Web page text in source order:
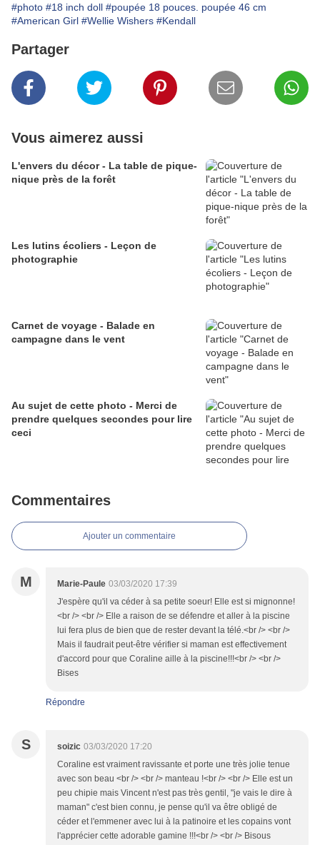
#photo #18 inch doll #poupée 18 pouces. poupée 46 cm
#American Girl #Wellie Wishers #Kendall
Partager
Vous aimerez aussi
L'envers du décor - La table de pique-
nique près de la forêt
Les lutins écoliers - Leçon de
photographie
Carnet de voyage - Balade en
campagne dans le vent
Au sujet de cette photo - Merci de
prendre quelques secondes pour lire
ceci
Commentaires
Ajouter un commentaire
M Marie-Paule 03/03/2020 17:39
J'espère qu'il va céder à sa petite soeur! Elle est si mignonne!
<br /> <br /> Elle a raison de se défendre et aller à la piscine
lui fera plus de bien que de rester devant la télé.<br /> <br />
Mais il faudrait peut-être vérifier si maman est effectivement
d'accord pour que Coraline aille à la piscine!!!<br /> <br />
Bises
Répondre
S soizic 03/03/2020 17:20
Coraline est vraiment ravissante et porte une très jolie tenue
avec son beau <br /> <br /> manteau !<br /> <br /> Elle est un
peu chipie mais Vincent n'est pas très gentil, "je vais le dire à
maman" c'est bien connu, je pense qu'il va être obligé de
céder et l'emmener avec lui à la patinoire et les copains vont
l'apprécier cette adorable gamine !!!<br /> <br /> Bisous